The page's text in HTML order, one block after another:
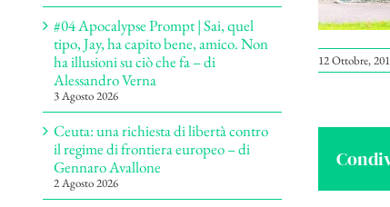
12 Ottobre,
#04 Apocalypse Prompt | Sai, quel
tipo, Jay, ha capito bene, amico. Non
ha illusioni su ciò che fa – di
Alessandro Verna
3 Agosto 2026
Ceuta: una richiesta di libertà contro
il regime di frontiera europeo – di
Gennaro Avallone
2 Agosto 2026